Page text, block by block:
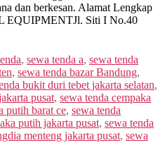
dan berkesan. Alamat Lengkap
EQUIPMENTJl. Siti I No.40
, sewa tenda a, sewa tenda
, sewa tenda bazar Bandung,
bukit duri tebet jakarta selatan,
pusat, sewa tenda cempaka
putih barat ce, sewa tenda
putih jakarta pusat, sewa tenda
menteng jakarta pusat, sewa